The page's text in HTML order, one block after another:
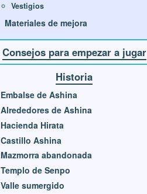
Vestigios
Materiales de mejora
Consejos para empezar a jugar
Historia
Embalse de Ashina
Alrededores de Ashina
Hacienda Hirata
Castillo Ashina
Mazmorra abandonada
Templo de Senpo
Valle sumergido